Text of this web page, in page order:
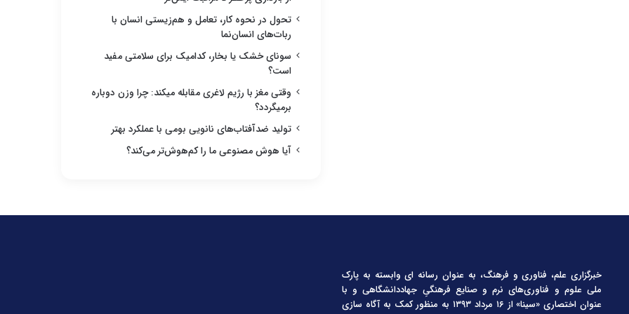
تحول در نحوه کار، تعامل و هم‌زیستی انسان با
ربات‌های انسان‌نما
سونای خشک یا بخار، کدامیک برای سلامتی مفید
است؟
وقتی مغز با رژیم لاغری مقابله میکند: چرا وزن دوباره
برمیگردد؟
تولید ضدآفتاب‌های نانویی بومی با عملکرد بهتر
آیا هوش مصنوعی ما را کم‌هوش‌تر می‌کند؟
خبرگزاری علم، فناوری و فرهنگ، به عنوان رسانه ای وابسته به پارک
ملی علوم و فناوری‌های نرم و صنایع فرهنگیِ جهاددانشگاهی و با
عنوان اختصاری «سینا» از ۱۶ مرداد ۱۳۹۳ به منظور کمک به آگاه سازی